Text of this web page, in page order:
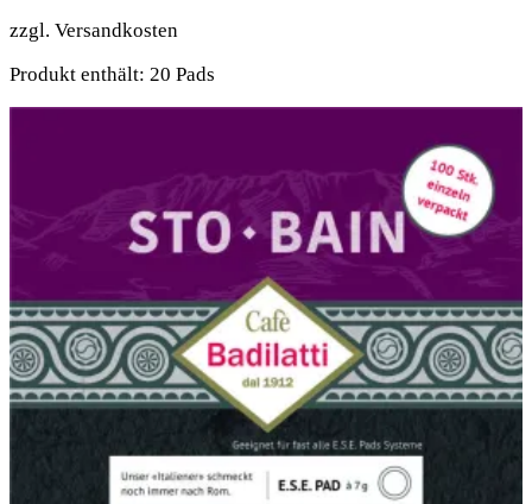
zzgl. Versandkosten
Produkt enthält: 20 Pads